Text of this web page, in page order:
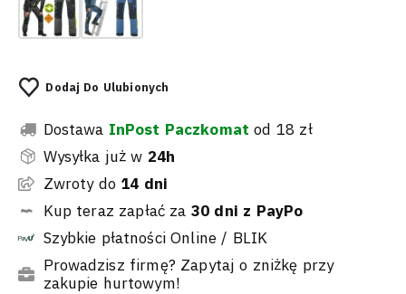
Dodaj Do Ulubionych
Dostawa InPost Paczkomat od 18 zł
Wysyłka już w 24h
Zwroty do 14 dni
Kup teraz zapłać za 30 dni z PayPo
Szybkie płatności Online / BLIK
Prowadzisz firmę? Zapytaj o zniżkę przy
zakupie hurtowym!